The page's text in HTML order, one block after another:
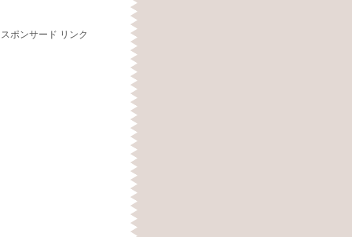
スポンサード リンク